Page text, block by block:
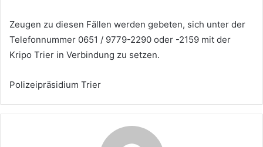
Zeugen zu diesen Fällen werden gebeten, sich unter der
Telefonnummer 0651 / 9779-2290 oder -2159 mit der
Kripo Trier in Verbindung zu setzen.
Polizeipräsidium Trier